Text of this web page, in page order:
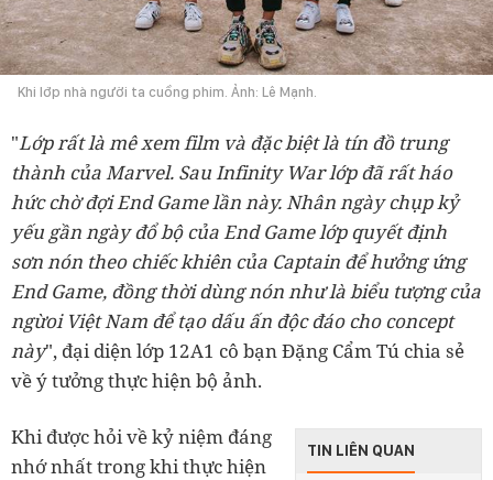
Khi lớp nhà người ta cuồng phim. Ảnh: Lê Mạnh.
"Lớp rất là mê xem film và đặc biệt là tín đồ trung
thành của Marvel. Sau Infinity War lớp đã rất háo
hức chờ đợi End Game lần này. Nhân ngày chụp kỷ
yếu gần ngày đổ bộ của End Game lớp quyết định
sơn nón theo chiếc khiên của Captain để hưởng ứng
End Game, đồng thời dùng nón như là biểu tượng của
ngừoi Việt Nam để tạo dấu ấn độc đáo cho concept
này", đại diện lớp 12A1 cô bạn Đặng Cẩm Tú chia sẻ
về ý tưởng thực hiện bộ ảnh.
TIN LIÊN QUAN
Khi được hỏi về kỷ niệm đáng
nhớ nhất trong khi thực hiện